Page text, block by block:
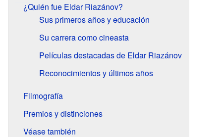
¿Quién fue Eldar Riazánov?
Sus primeros años y educación
Su carrera como cineasta
Películas destacadas de Eldar Riazánov
Reconocimientos y últimos años
Filmografía
Premios y distinciones
Véase también